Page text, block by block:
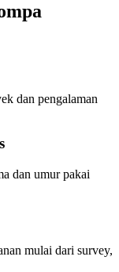
dan pengalaman
dan umur pakai
mulai dari survey,